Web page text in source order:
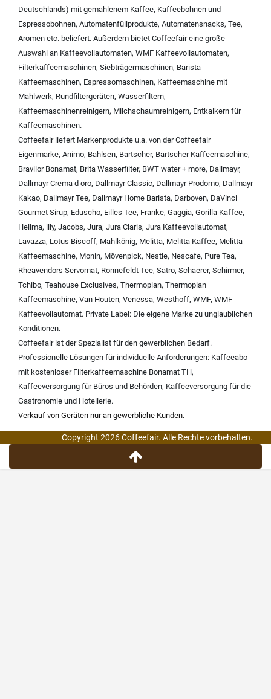
Deutschlands) mit gemahlenem Kaffee, Kaffeebohnen und
Espressobohnen, Automatenfüllprodukte, Automatensnacks, Tee,
Aromen etc. beliefert. Außerdem bietet Coffeefair eine große
Auswahl an Kaffeevollautomaten, WMF Kaffeevollautomaten,
Filterkaffeemaschinen, Siebträgermaschinen, Barista
Kaffeemaschinen, Espressomaschinen, Kaffeemaschine mit
Mahlwerk, Rundfiltergeräten, Wasserfiltern,
Kaffeemaschinenreinigern, Milchschaumreinigern, Entkalkern für
Kaffeemaschinen.
Coffeefair liefert Markenprodukte u.a. von derCoffeefair
Eigenmarke, Animo, Bahlsen, Bartscher, Bartscher Kaffeemaschine,
Bravilor Bonamat, Brita Wasserfilter, BWT water + more, Dallmayr,
Dallmayr Crema d oro, Dallmayr Classic, Dallmayr Prodomo, Dallmayr
Kakao, Dallmayr Tee, Dallmayr Home Barista, Darboven, DaVinci
Gourmet Sirup, Eduscho, Eilles Tee, Franke, Gaggia, Gorilla Kaffee,
Hellma, illy, Jacobs, Jura, Jura Claris, Jura Kaffeevollautomat,
Lavazza, Lotus Biscoff, Mahlkönig, Melitta, Melitta Kaffee, Melitta
Kaffeemaschine, Monin, Mövenpick, Nestle, Nescafe, Pure Tea,
Rheavendors Servomat, Ronnefeldt Tee, Satro, Schaerer, Schirmer,
Tchibo, Teahouse Exclusives, Thermoplan, Thermoplan
Kaffeemaschine, Van Houten, Venessa, Westhoff, WMF, WMF
Kaffeevollautomat. Private Label: Die eigene Marke zu unglaublichen
Konditionen.
Coffeefair ist der Spezialist für den gewerblichen Bedarf.
Professionelle Lösungen für individuelle Anforderungen: Kaffeeabo
mit kostenloser Filterkaffeemaschine Bonamat TH,
Kaffeeversorgung für Büros und Behörden, Kaffeeversorgung für die
Gastronomie und Hotellerie.
Verkauf von Geräten nur an gewerbliche Kunden.
Copyright 2026 Coffeefair. Alle Rechte vorbehalten.